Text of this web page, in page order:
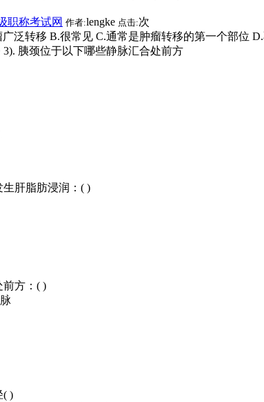
职称考试网 作者:lengke 点击:次
泛转移 B.很常见 C.通常是肿瘤转移的第一个部位
胰颈位于以下哪些静脉汇合处前方
肝脂肪浸润：( )
前方：( )
( )